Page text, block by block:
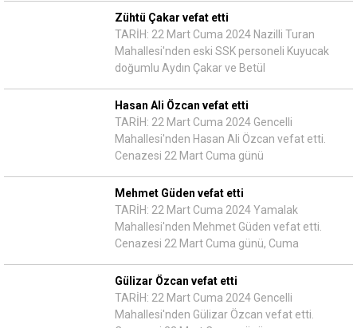
Zühtü Çakar vefat etti
TARİH: 22 Mart Cuma 2024 Nazilli Turan
Mahallesi'nden eski SSK personeli Kuyucak
doğumlu Aydın Çakar ve Betül
Hasan Ali Özcan vefat etti
TARİH: 22 Mart Cuma 2024 Gencelli
Mahallesi'nden Hasan Ali Özcan vefat etti.
Cenazesi 22 Mart Cuma günü
Mehmet Güden vefat etti
TARİH: 22 Mart Cuma 2024 Yamalak
Mahallesi'nden Mehmet Güden vefat etti.
Cenazesi 22 Mart Cuma günü, Cuma
Gülizar Özcan vefat etti
TARİH: 22 Mart Cuma 2024 Gencelli
Mahallesi'nden Gülizar Özcan vefat etti.